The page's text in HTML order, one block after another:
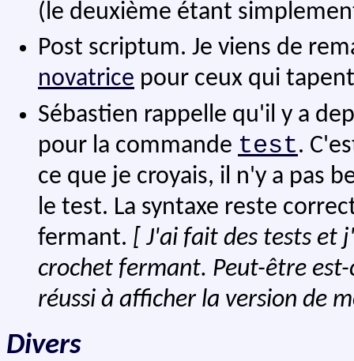
(le deuxième étant
Post scriptum. Je viens de
novatrice pour ceux qui
Sébastien rappelle qu'il y a
pour la commande test.
ce que je croyais, il n'y a pas
le test. La syntaxe reste
fermant. [ J'ai fait des tests et
crochet fermant. Peut-être est-
réussi à afficher la version de
Divers